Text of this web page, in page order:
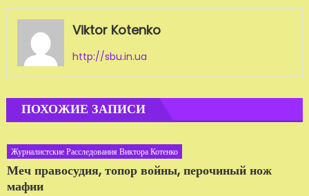
Viktor Kotenko
http://sbu.in.ua
ПОХОЖИЕ ЗАПИСИ
Журналистские Расследования Виктора Котенко
Меч правосудия, топор войны, перочиный нож
мафии